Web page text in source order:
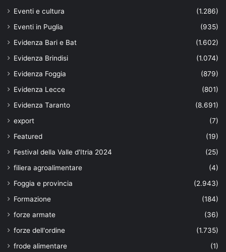
Eventi e cultura
(1.286)
Eventi in Puglia
(935)
Evidenza Bari e Bat
(1.602)
Evidenza Brindisi
(1.074)
Evidenza Foggia
(879)
Evidenza Lecce
(801)
Evidenza Taranto
(8.691)
export
(7)
Featured
(19)
Festival della Valle d'Itria 2024
(25)
filiera agroalimentare
(4)
Foggia e provincia
(2.943)
Formazione
(184)
forze armate
(36)
forze dell'ordine
(1.735)
frode alimentare
(1)